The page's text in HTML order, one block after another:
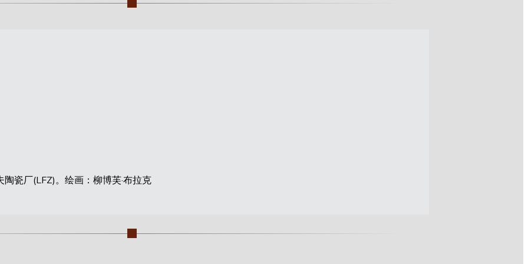
瓷厂(LFZ)。绘画：柳博芙·布拉克